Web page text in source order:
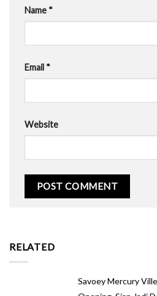
Name *
Email *
Website
RELATED
Savoey Mercury